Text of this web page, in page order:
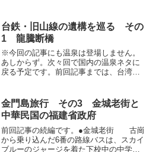
較的近いと申し上げたものの、約6kmほ
ど隔たりがあるため...
台鉄・旧山線の遺構を巡る その
1 龍騰断橋
※今回の記事にも温泉は登場しません。
あしからず。次々回で国内の温泉ネタに
戻る予定です。前回記事までは、台湾を
を取り上げましたが、今回記事からは同
区間を山間部に入って走る...
金門島旅行 その3 金城老街と
中華民国の福建省政府
前回記事の続編です。●金城老街 古崗
から乗り込んだ6番の路線バスは、スカイ
ブルーのジャージを着た下校中の中学生